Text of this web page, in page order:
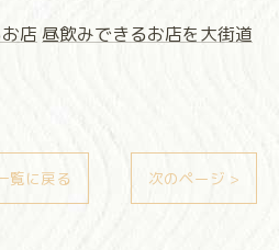
店 昼飲みできるお店を大街道
覧に戻る 次のページ >